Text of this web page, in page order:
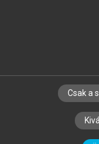
SZERZŐKNEK
Csak a